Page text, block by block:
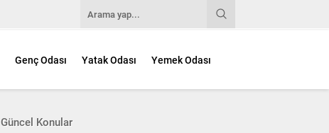
Genç Odası Yatak Odası Yemek Odası
Güncel Konular